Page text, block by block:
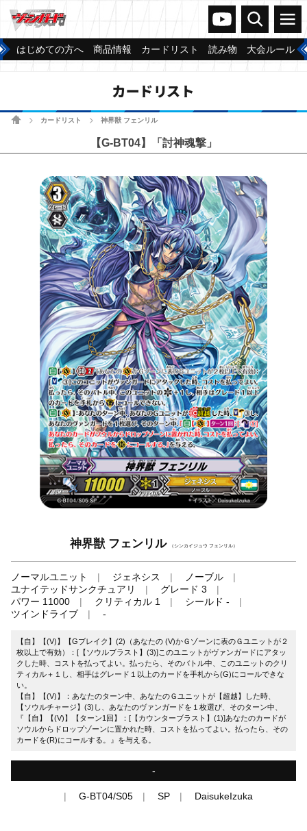
ヴァンガードch
検索 メニュー
はじめての方へ 商品情報 カードリスト 読み物 大会ルール
カードリスト
ホームカードリスト 神界獣 フェンリル
【G-BT04】「討神魂撃」
神界獣 フェンリル （シンカイジュウ フェンリル）
ノーマルユニット ジェネシス
ノーブル
ユナイテッドサンクチュアリ
グレード 3
パワー 11000
クリティカル 1
シールド -
ツインドライブ
-
【自】【(V)】【Gブレイク】(2)（あなたの (V)かＧゾーンに表のＧユニットが２
枚以上で有効）：[【ソウルブラスト】(3)]このユニットがヴァンガードにアタッ
クした時、コストを払ってよい。払ったら、そのバトル中、このユニットのクリ
ティカル＋１し、相手はグレード１以上のカードを手札から(G)にコールできな
い。
【自】【(V)】：あなたのターン中、あなたのＧユニットが【超越】した時、
【ソウルチャージ】(3)し、あなたのヴァンガードを１枚選び、そのターン中、
『【自】【(V)】【ターン1回】：[【カウンターブラスト】(1)]あなたのカードが
ソウルからドロップゾーンに置かれた時、コストを払ってよい。払ったら、その
カードを(R)にコールする。』を与える。
-
G-BT04/S05 SP DaisukeIzuka